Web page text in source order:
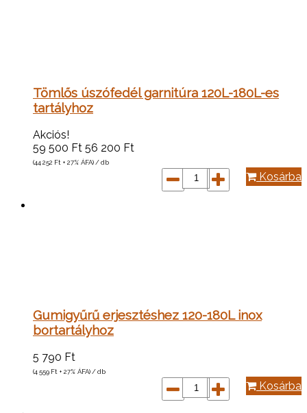
Tömlős úszófedél garnitúra 120L-180L-es
tartályhoz
Akciós!
59 500 Ft 56 200 Ft
(44 252 Ft + 27% ÁFA) / db
Kosárba
Gumigyűrű erjesztéshez 120-180L inox
bortartályhoz
5 790 Ft
(4 559 Ft + 27% ÁFA) / db
Kosárba